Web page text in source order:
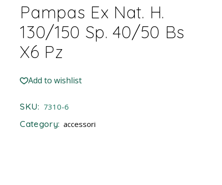
Pampas Ex Nat. H.
130/150 Sp. 40/50 Bs
X6 Pz
Add to wishlist
SKU: 7310-6
Category: accessori